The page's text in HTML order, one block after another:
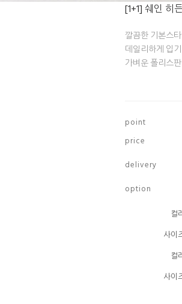
[1+1] 쉐인 히
깔끔한 기본스
데일리하게 입
가벼운 폴리스
p o i n t
p r i c e
d e l i v e r y
o p t i o n
컬
사이
컬
사이